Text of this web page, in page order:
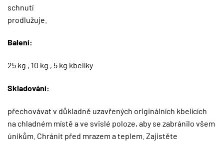
schnutí
prodlužuje.
Balení:
25 kg , 10 kg , 5 kg kbelíky
Skladování:
přechovávat v důkladně uzavřených originálních kbelících
na chladném místě a ve svislé poloze, aby se zabránilo všem
únikům. Chránit před mrazem a teplem. Zajistěte